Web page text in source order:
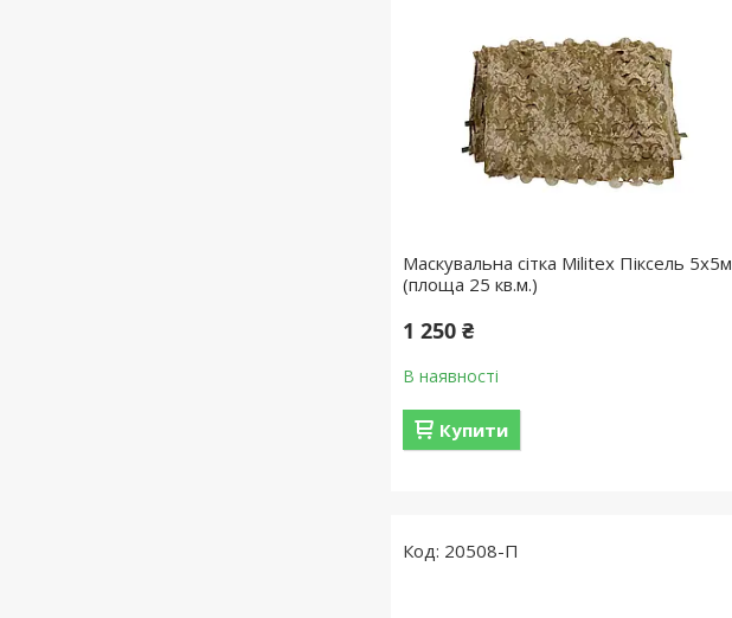
Маскувальна сітка Militex Піксель 5х5м
(площа 25 кв.м.)
1 250 ₴
В наявності
Купити
20508-П